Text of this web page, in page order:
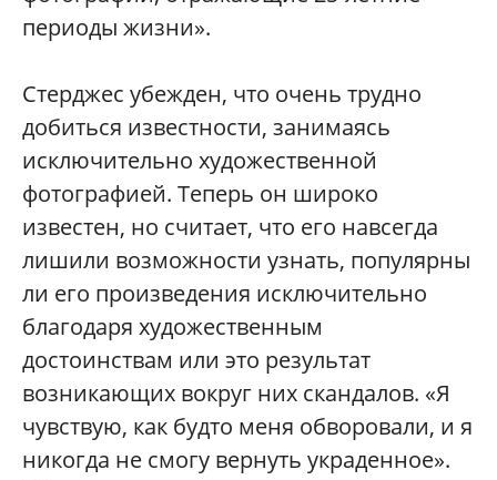
периоды жизни».
Стерджес убежден, что очень трудно
добиться известности, занимаясь
исключительно художественной
фотографией. Теперь он широко
известен, но считает, что его навсегда
лишили возможности узнать, популярны
ли его произведения исключительно
благодаря художественным
достоинствам или это результат
возникающих вокруг них скандалов. «Я
чувствую, как будто меня обворовали, и я
никогда не смогу вернуть украденное».